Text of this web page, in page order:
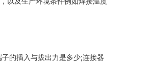
的插入与拔出力是多少;连接器